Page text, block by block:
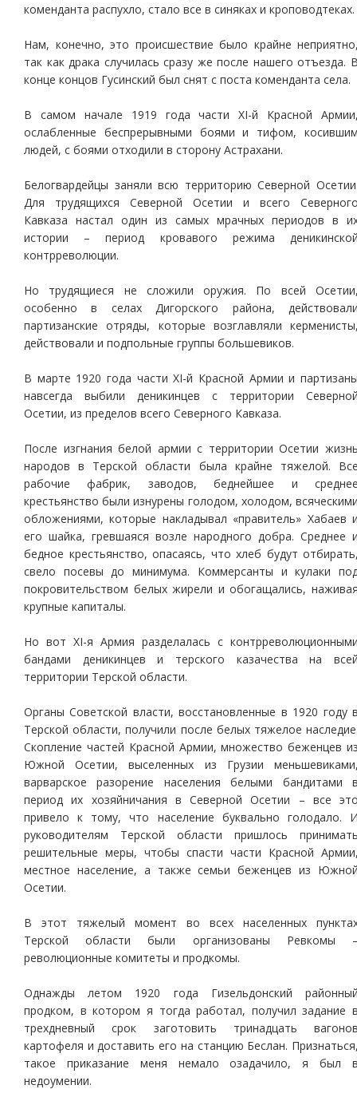
коменданта распухло, стало все в синяках и кроповодтеках.
Нам, конечно, это происшествие было крайне
так как драка случилась сразу же после нашего отъезда.
конце концов Гусинский был снят с поста коменданта села.
В самом начале 1919 года части XI-й Красной
ослабленные беспрерывными боями и тифом,
людей, с боями отходили в сторону Астрахани.
Белогвардейцы заняли всю территорию Северной
Для трудящихся Северной Осетии и всего
Кавказа настал один из самых мрачных периодов в
истории – период кровавого режима
контрреволюции.
Но трудящиеся не сложили оружия. По всей
особенно в селах Дигорского района,
партизанские отряды, которые возглавляли
действовали и подпольные группы большевиков.
В марте 1920 года части XI-й Красной Армии и
навсегда выбили деникинцев с территории
Осетии, из пределов всего Северного Кавказа.
После изгнания белой армии с территории Осетии
народов в Терской области была крайне тяжелой.
рабочие фабрик, заводов, беднейшее и
крестьянство были изнурены голодом, холодом,
обложениями, которые накладывал «правитель» Хабаев
его шайка, гревшаяся возле народного добра. Среднее
бедное крестьянство, опасаясь, что хлеб будут
свело посевы до минимума. Коммерсанты и кулаки
покровительством белых жирели и обогащались,
крупные капиталы.
Но вот XI-я Армия разделалась с
бандами деникинцев и терского казачества на
территории Терской области.
Органы Советской власти, восстановленные в 1920 году
Терской области, получили после белых тяжелое
Скопление частей Красной Армии, множество беженцев
Южной Осетии, выселенных из Грузии
варварское разорение населения белыми бандитами
период их хозяйничания в Северной Осетии – все
привело к тому, что население буквально голодало.
руководителям Терской области пришлось
решительные меры, чтобы спасти части Красной
местное население, а также семьи беженцев из
Осетии.
В этот тяжелый момент во всех населенных
Терской области были организованы Ревкомы
революционные комитеты и продкомы.
Однажды летом 1920 года Гизельдонский
продком, в котором я тогда работал, получил задание
трехдневный срок заготовить тринадцать
картофеля и доставить его на станцию Беслан.
такое приказание меня немало озадачило, я был
недоумении.